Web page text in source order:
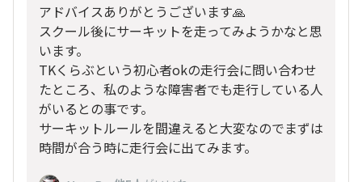
アドバイスありがとうございます🙏
スクール後にサーキットを走ってみようかなと思
います。
TKくらぶという初心者okの走行会に問い合わせ
たところ、私のような障害者でも走行している人
がいるとの事です。
サーキットルールを間違えると大変なのでまずは
時間が合う時に走行会に出てみます。